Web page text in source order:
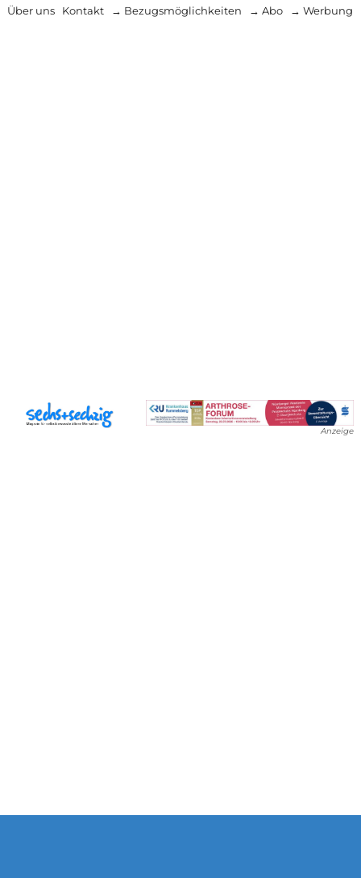
Über uns Kontakt → Bezugsmöglichkeiten → Abo → Werbung
Anzeige